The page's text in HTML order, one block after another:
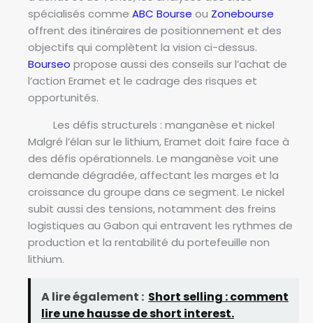
spécialisés comme ABC Bourse ou Zonebourse
offrent des itinéraires de positionnement et des
objectifs qui complètent la vision ci-dessus.
Bourseo propose aussi des conseils sur l’achat de
l’action Eramet et le cadrage des risques et
opportunités.
Les défis structurels : manganèse et nickel
Malgré l’élan sur le lithium, Eramet doit faire face à
des défis opérationnels. Le manganèse voit une
demande dégradée, affectant les marges et la
croissance du groupe dans ce segment. Le nickel
subit aussi des tensions, notamment des freins
logistiques au Gabon qui entravent les rythmes de
production et la rentabilité du portefeuille non
lithium.
A lire également : Short selling : comment
lire une hausse de short interest.